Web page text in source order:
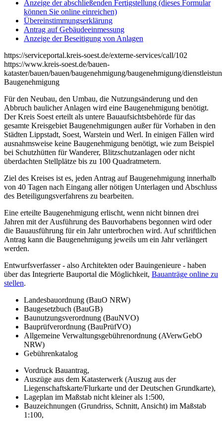
Anzeige der abschließenden Fertigstellung (dieses Formular
können Sie online einreichen)
Übereinstimmungserklärung
Antrag auf Gebäudeeinmessung
Anzeige der Beseitigung von Anlagen
https://serviceportal.kreis-soest.de/externe-services/call/102
https://www.kreis-soest.de/bauen-
kataster/bauen/bauen/baugenehmigung/baugenehmigung/
Baugenehmigung
Für den Neubau, den Umbau, die Nutzungsänderung und den
Abbruch baulicher Anlagen wird eine Baugenehmigung benötigt.
Der Kreis Soest erteilt als untere Bauaufsichtsbehörde für das
gesamte Kreisgebiet Baugenehmigungen außer für Vorhaben in den
Städten Lippstadt, Soest, Warstein und Werl. In einigen Fällen wird
ausnahmsweise keine Baugenehmigung benötigt, wie zum Beispiel
bei Schutzhütten für Wanderer, Blitzschutzanlagen oder nicht
überdachten Stellplätze bis zu 100 Quadratmetern.
Ziel des Kreises ist es, jeden Antrag auf Baugenehmigung innerhalb
von 40 Tagen nach Eingang aller nötigen Unterlagen und Abschluss
des Beteiligungsverfahrens zu bearbeiten.
Eine erteilte Baugenehmigung erlischt, wenn nicht binnen drei
Jahren mit der Ausführung des Bauvorhabens begonnen wird oder
die Bauausführung für ein Jahr unterbrochen wird. Auf schriftlichen
Antrag kann die Baugenehmigung jeweils um ein Jahr verlängert
werden.
Entwurfsverfasser - also Architekten oder Bauingenieure - haben
über das Integrierte Bauportal die Möglichkeit, Bauanträge online zu
stellen.
Landesbauordnung (BauO NRW)
Baugesetzbuch (BauGB)
Baunutzungsverordnung (BauNVO)
Bauprüfverordnung (BauPrüfVO)
Allgemeine Verwaltungsgebührenordnung (AVerwGebO
NRW)
Gebührenkatalog
Vordruck Bauantrag,
Auszüge aus dem Katasterwerk (Auszug aus der
Liegenschaftskarte/Flurkarte und der Deutschen Grundkarte),
Lageplan im Maßstab nicht kleiner als 1:500,
Bauzeichnungen (Grundriss, Schnitt, Ansicht) im Maßstab
1:100,